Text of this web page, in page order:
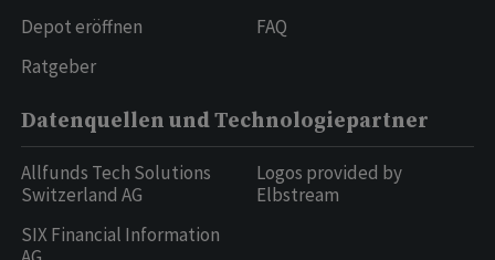
Depot eröffnen
Ratgeber
FAQ
Datenquellen und Technologiepartner
Allfunds Tech Solutions
Switzerland AG
SIX Financial Information
Logos provided by
Elbstream